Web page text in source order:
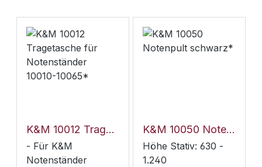
Orange
K&M 10012 Tragetasche für Notenständer 10010-10065*
- Für K&M
Notenständer
K&M 10050 Notenpult schwarz*
Höhe Stativ: 630 -
1.240